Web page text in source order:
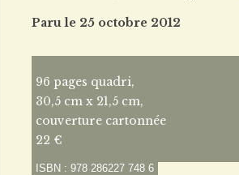
Paru le 25 octobre 2012
96 pages quadri,
30,5 cm x 21,5 cm,
couverture cartonnée
22 €
ISBN : 978 286227 748 6